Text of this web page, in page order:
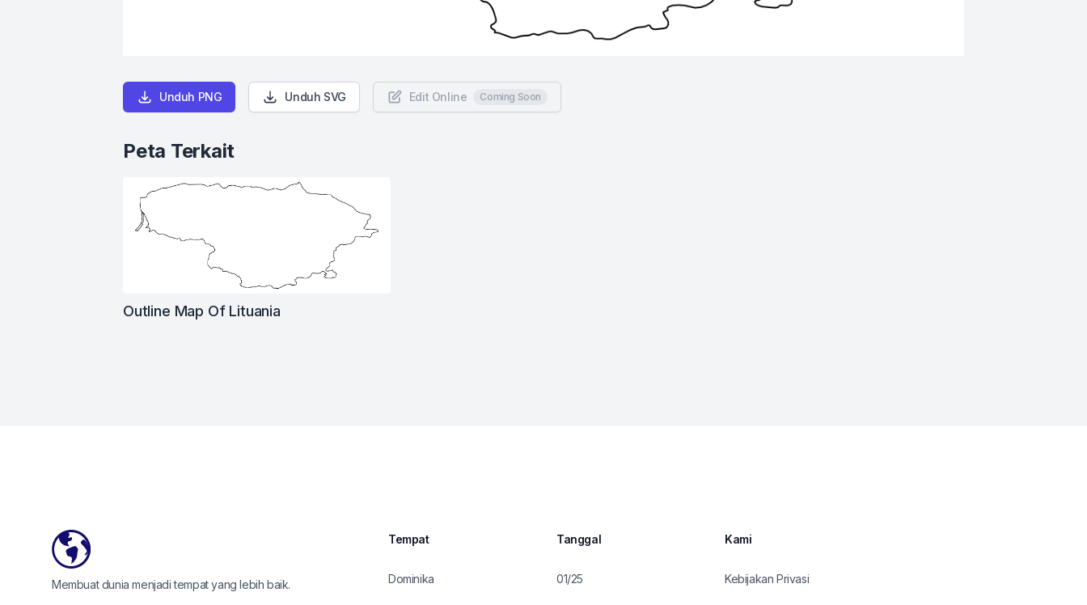
Unduh PNG Unduh SVG Edit Online Coming Soon
Peta Terkait
Outline Map Of Lituania
Membuat dunia menjadi tempat yang lebih baik.
Tempat
Dominika
Tanggal
01/25
Kami
Kebijakan Privasi